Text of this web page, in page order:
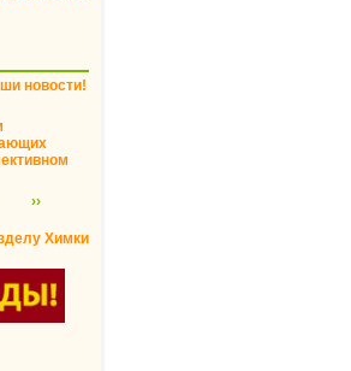
новости!
››
Химки